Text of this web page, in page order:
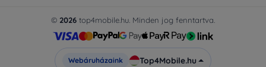
© 2026 top4mobile.hu. Minden jog fenntartva.
Webáruházaink Top4Mobile.hu